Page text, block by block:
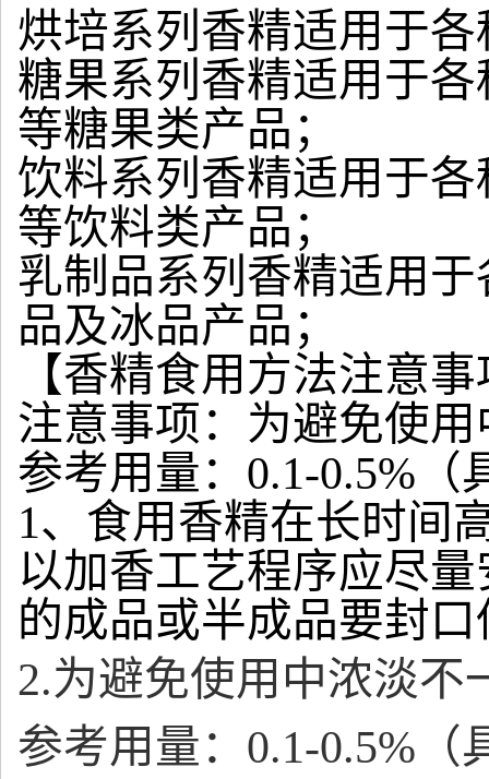
烘培系列香精适用于
糖果系列香精适用于
等糖果类产品；
饮料系列香精适用于
等饮料类产品；
乳制品系列香精适用
品及冰品产品；
【香精食用方法注意
注意事项：为避免使
参考用量：0.1-0.5%
1、食用香精在长时间
以加香工艺程序应尽
的成品或半成品要封
2.为避免使用中浓淡不
参考用量：0.1-0.5%